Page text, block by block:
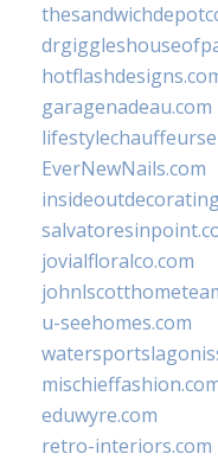
garagenadeau.com
EverNewNails.com
jovialfloralco.com
u-seehomes.com
eduwyre.com
retro-interiors.com